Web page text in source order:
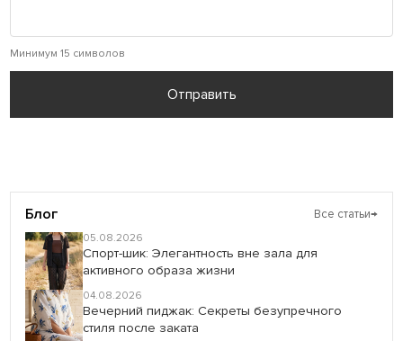
Минимум 15 символов
Отправить
Блог Все статьи→
05.08.2026
Спорт-шик: Элегантность вне зала для
активного образа жизни
04.08.2026
Вечерний пиджак: Секреты безупречного
стиля после заката